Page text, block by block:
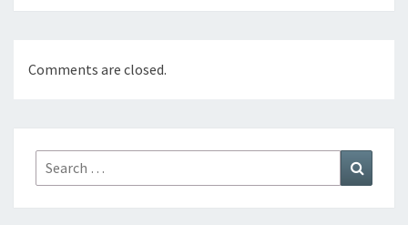
Comments are closed.
Search
for: